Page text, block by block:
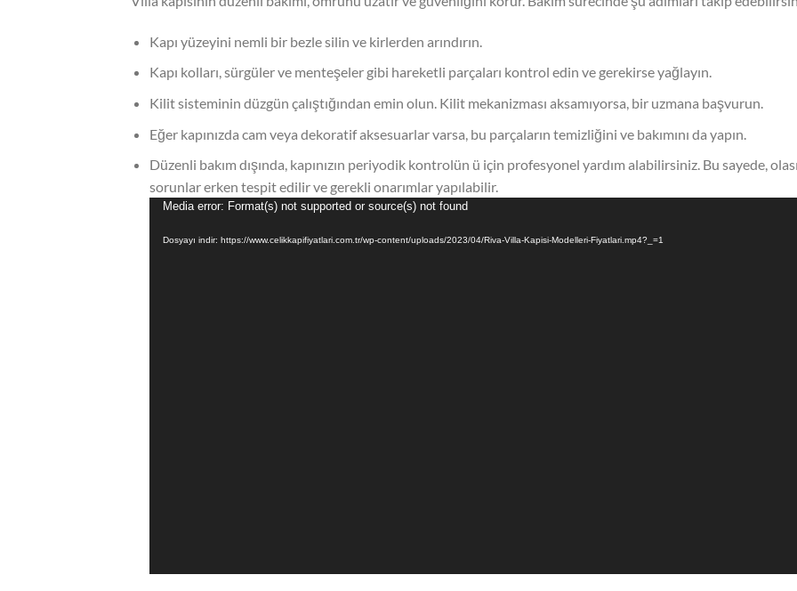
Kapı yüzeyini nemli bir bezle silin ve kirlerden arındırın.
Kapı kolları, sürgüler ve menteşeler gibi hareketli parçaları kontrol edin ve gerekirse yağlayın.
Kilit sisteminin düzgün çalıştığından emin olun. Kilit mekanizması aksamıyorsa, bir uzmana başvurun.
Eğer kapınızda cam veya dekoratif aksesuarlar varsa, bu parçaların temizliğini ve bakımını da yapın.
Düzenli bakım dışında, kapınızın periyodik kontrolün ü için profesyonel yardım alabilirsiniz. Bu sayede,
sorunlar erken tespit edilir ve gerekli onarımlar yapılabilir.
Video
Media error: Format(s) not supported or source(s) not found
Dosyayı indir: https://www.celikkapifiyatlari.com.tr/wp-content/uploads/2023/04/Riva-Villa-Kapisi-Modelleri-Fiyatlari.mp4?_=1